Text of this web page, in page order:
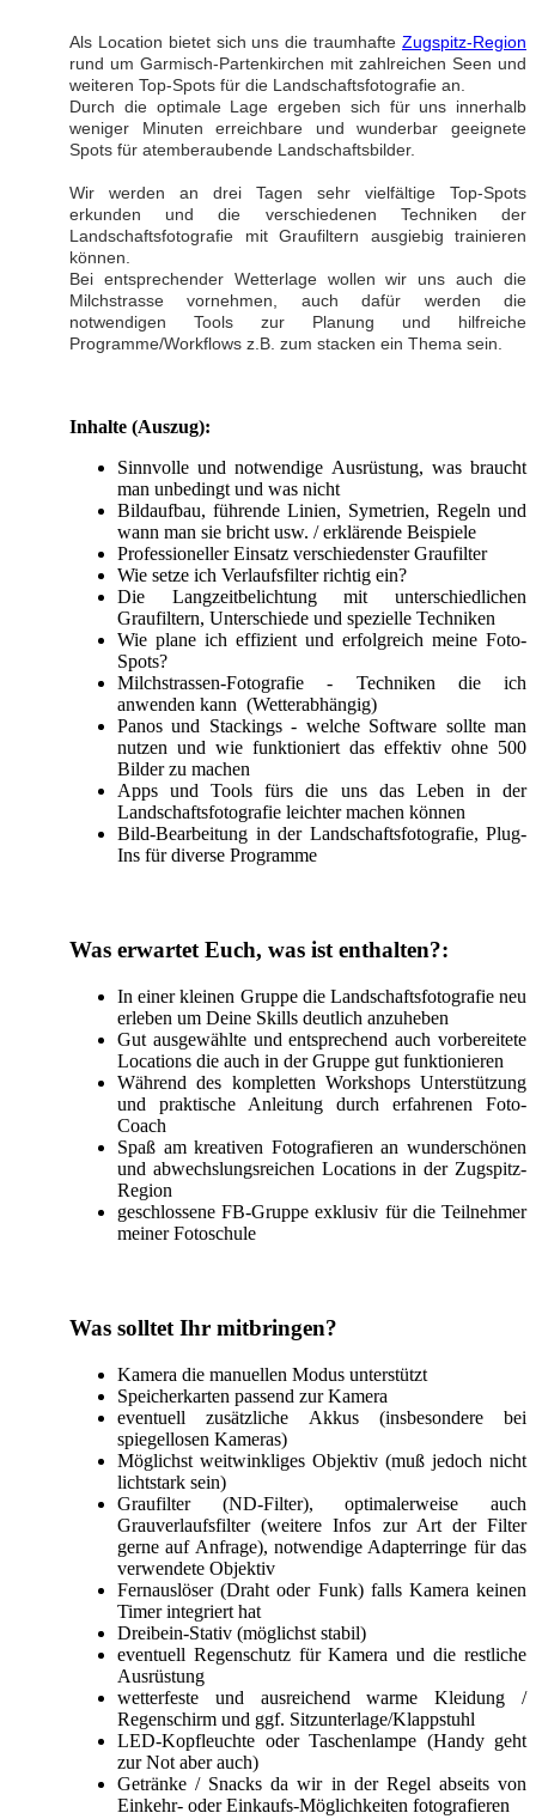
Als Location bietet sich uns die traumhafte Zugspitz-Region
rund um Garmisch-Partenkirchen mit zahlreichen Seen und
weiteren Top-Spots für die Landschaftsfotografie an.
Durch die optimale Lage ergeben sich für uns innerhalb
weniger Minuten erreichbare und wunderbar geeignete
Spots für atemberaubende Landschaftsbilder.
Wir werden an drei Tagen sehr vielfältige Top-Spots
erkunden und die verschiedenen Techniken der
Landschaftsfotografie mit Graufiltern ausgiebig trainieren
können.
Bei entsprechender Wetterlage wollen wir uns auch die
Milchstrasse vornehmen, auch dafür werden die
notwendigen Tools zur Planung und hilfreiche
Programme/Workflows z.B. zum stacken ein Thema sein.
Inhalte (Auszug):
Sinnvolle und notwendige Ausrüstung, was braucht
man unbedingt und was nicht
Bildaufbau, führende Linien, Symetrien, Regeln und
wann man sie bricht usw. / erklärende Beispiele
Professioneller Einsatz verschiedenster Graufilter
Wie setze ich Verlaufsfilter richtig ein?
Die Langzeitbelichtung mit unterschiedlichen
Graufiltern, Unterschiede und spezielle Techniken
Wie plane ich effizient und erfolgreich meine Foto-
Spots?
Milchstrassen-Fotografie - Techniken die ich
anwenden kann (Wetterabhängig)
Panos und Stackings - welche Software sollte man
nutzen und wie funktioniert das effektiv ohne 500
Bilder zu machen
Apps und Tools fürs die uns das Leben in der
Landschaftsfotografie leichter machen können
Bild-Bearbeitung in der Landschaftsfotografie, Plug-
Ins für diverse Programme
Was erwartet Euch, was ist enthalten?:
In einer kleinen Gruppe die Landschaftsfotografie neu
erleben um Deine Skills deutlich anzuheben
Gut ausgewählte und entsprechend auch vorbereitete
Locations die auch in der Gruppe gut funktionieren
Während des kompletten Workshops Unterstützung
und praktische Anleitung durch erfahrenen Foto-
Coach
Spaß am kreativen Fotografieren an wunderschönen
und abwechslungsreichen Locations in der Zugspitz-
Region
geschlossene FB-Gruppe exklusiv für die Teilnehmer
meiner Fotoschule
Was solltet Ihr mitbringen?
Kamera die manuellen Modus unterstützt
Speicherkarten passend zur Kamera
eventuell zusätzliche Akkus (insbesondere bei
spiegellosen Kameras)
Möglichst weitwinkliges Objektiv (muß jedoch nicht
lichtstark sein)
Graufilter (ND-Filter), optimalerweise auch
Grauverlaufsfilter (weitere Infos zur Art der Filter
gerne auf Anfrage), notwendige Adapterringe für das
verwendete Objektiv
Fernauslöser (Draht oder Funk) falls Kamera keinen
Timer integriert hat
Dreibein-Stativ (möglichst stabil)
eventuell Regenschutz für Kamera und die restliche
Ausrüstung
wetterfeste und ausreichend warme Kleidung /
Regenschirm und ggf. Sitzunterlage/Klappstuhl
LED-Kopfleuchte oder Taschenlampe (Handy geht
zur Not aber auch)
Getränke / Snacks da wir in der Regel abseits von
Einkehr- oder Einkaufs-Möglichkeiten fotografieren